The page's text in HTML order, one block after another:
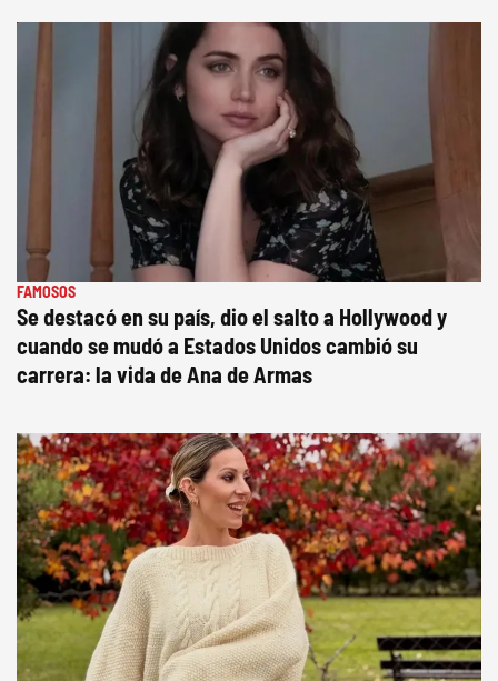
FAMOSOS
Se destacó en su país, dio el salto a Hollywood y
cuando se mudó a Estados Unidos cambió su
carrera: la vida de Ana de Armas